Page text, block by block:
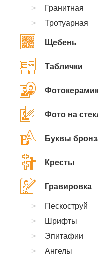
Гранитная
Тротуарная
Щебень
Таблички
Фото на
Буквы
Кресты
Гравировка
Пескоструй
Шрифты
Эпитафии
Ангелы